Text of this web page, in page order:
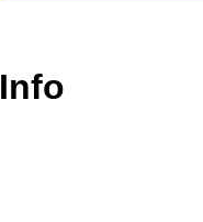
Info